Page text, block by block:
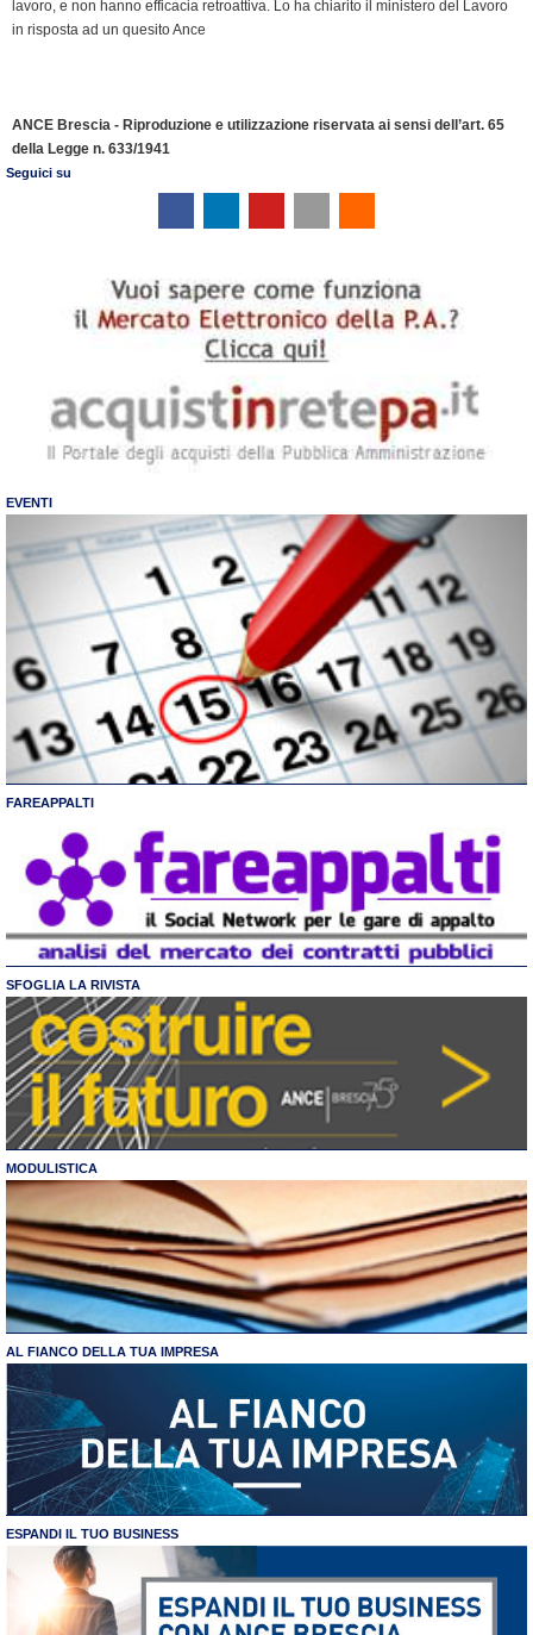
lavoro, e non hanno efficacia retroattiva. Lo ha chiarito il ministero del Lavoro
in risposta ad un quesito Ance
ANCE Brescia - Riproduzione e utilizzazione riservata ai sensi dell’art. 65
della Legge n. 633/1941
Seguici su
EVENTI
FAREAPPALTI
SFOGLIA LA RIVISTA
MODULISTICA
AL FIANCO DELLA TUA IMPRESA
ESPANDI IL TUO BUSINESS